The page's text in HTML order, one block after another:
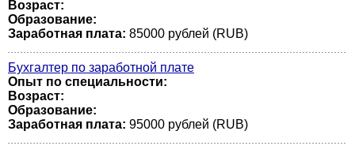
Возраст:
Образование:
Заработная плата: 85000 рублей (RUB)
Бухгалтер по заработной плате
Опыт по специальности:
Возраст:
Образование:
Заработная плата: 95000 рублей (RUB)